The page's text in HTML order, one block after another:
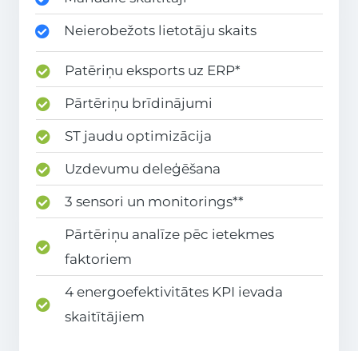
Neierobežots lietotāju skaits
Patēriņu eksports uz ERP*
Pārtēriņu brīdinājumi
ST jaudu optimizācija
Uzdevumu deleģēšana
3 sensori un monitorings**
Pārtēriņu analīze pēc ietekmes
faktoriem
4 energoefektivitātes KPI ievada
skaitītājiem